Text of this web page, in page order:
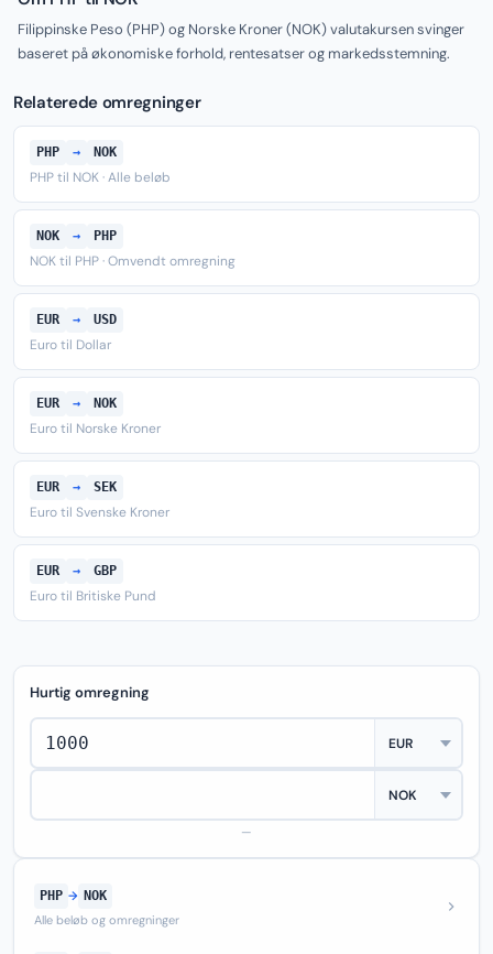
Filippinske Peso (PHP) og Norske Kroner (NOK) valutakursen svinger
baseret på økonomiske forhold, rentesatser og markedsstemning.
Relaterede omregninger
PHP → NOK
PHP til NOK · Alle beløb
NOK → PHP
NOK til PHP · Omvendt omregning
EUR → USD
Euro til Dollar
EUR → NOK
Euro til Norske Kroner
EUR → SEK
Euro til Svenske Kroner
EUR → GBP
Euro til Britiske Pund
Hurtig omregning
—
PHP → NOK
Alle beløb og omregninger